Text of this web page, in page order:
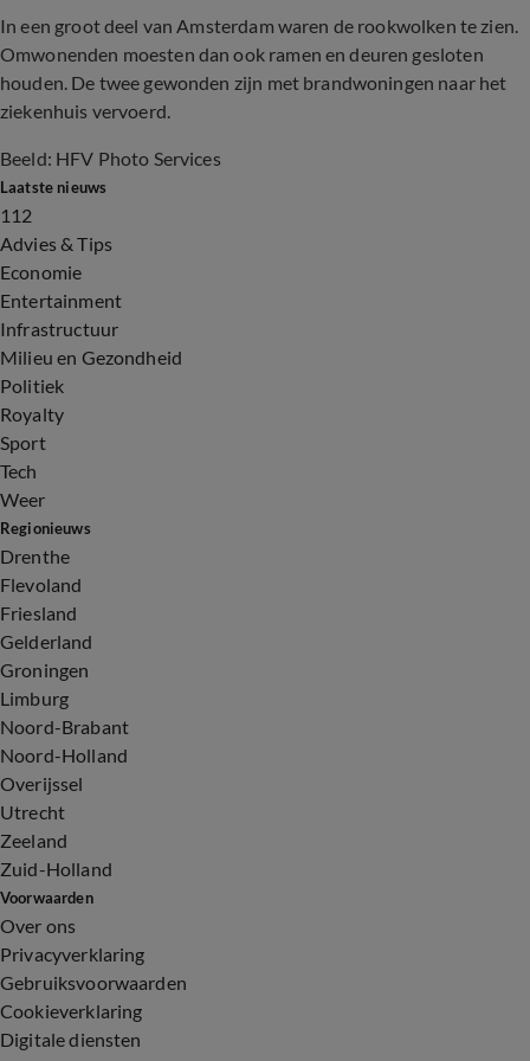
In een groot deel van Amsterdam waren de rookwolken te zien.
Omwonenden moesten dan ook ramen en deuren gesloten
houden. De twee gewonden zijn met brandwoningen naar het
ziekenhuis vervoerd.
Beeld: HFV Photo Services
Laatste nieuws
112
Advies & Tips
Economie
Entertainment
Infrastructuur
Milieu en Gezondheid
Politiek
Royalty
Sport
Tech
Weer
Regionieuws
Drenthe
Flevoland
Friesland
Gelderland
Groningen
Limburg
Noord-Brabant
Noord-Holland
Overijssel
Utrecht
Zeeland
Zuid-Holland
Voorwaarden
Over ons
Privacyverklaring
Gebruiksvoorwaarden
Cookieverklaring
Digitale diensten